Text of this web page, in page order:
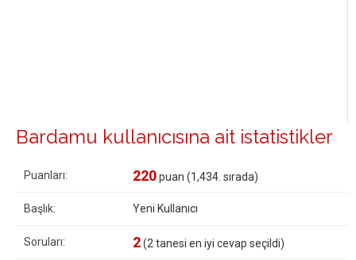
Bardamu kullanıcısına ait istatistikler
Puanları: 220puan (1,434 . sırada)
Başlık: Yeni Kullanıcı
Soruları: 2(2 tanesi en iyi cevap seçildi)